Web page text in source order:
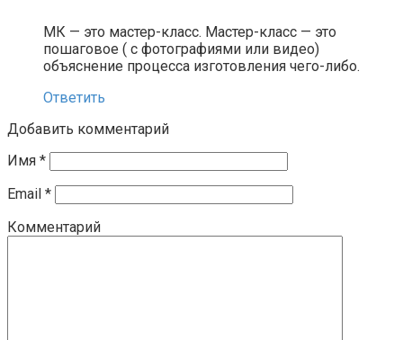
МК — это мастер-класс. Мастер-класс — это
пошаговое ( с фотографиями или видео)
объяснение процесса изготовления чего-либо.
Ответить
Добавить комментарий
Имя *
Email *
Комментарий